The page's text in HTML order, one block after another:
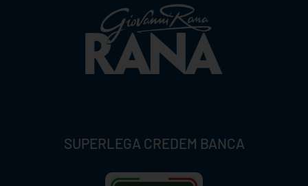
SUPERLEGA CREDEM BANCA